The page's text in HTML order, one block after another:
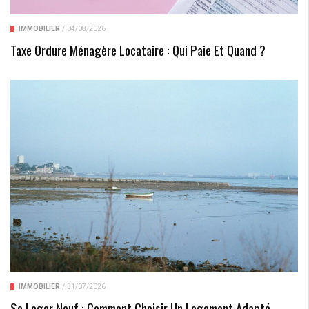
IMMOBILIER / 04/08/2026
Taxe Ordure Ménagère Locataire : Qui Paie Et Quand ?
IMMOBILIER / 31/07/2026